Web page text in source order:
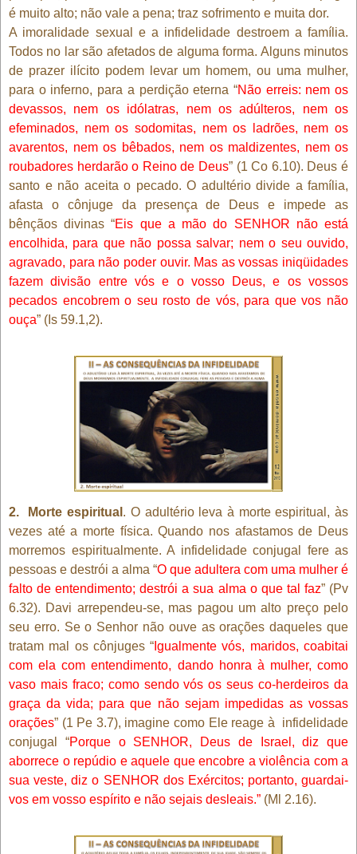
é muito alto; não vale a pena; traz sofrimento e muita dor.
A imoralidade sexual e a infidelidade destroem a família.
Todos no lar são afetados de alguma forma. Alguns minutos
de prazer ilícito podem levar um homem, ou uma mulher,
para o inferno, para a perdição eterna “Não erreis: nem os
devassos, nem os idólatras, nem os adúlteros, nem os
efeminados, nem os sodomitas, nem os ladrões, nem os
avarentos, nem os bêbados, nem os maldizentes, nem os
roubadores herdarão o Reino de Deus” (1 Co 6.10). Deus é
santo e não aceita o pecado. O adultério divide a família,
afasta o cônjuge da presença de Deus e impede as
bênçãos divinas “Eis que a mão do SENHOR não está
encolhida, para que não possa salvar; nem o seu ouvido,
agravado, para não poder ouvir. Mas as vossas iniqüidades
fazem divisão entre vós e o vosso Deus, e os vossos
pecados encobrem o seu rosto de vós, para que vos não
ouça” (Is 59.1,2).
2. Morte espiritual . O adultério leva à morte espiritual, às
vezes até a morte física. Quando nos afastamos de Deus
morremos espiritualmente. A infidelidade conjugal fere as
pessoas e destrói a alma “O que adultera com uma mulher é
falto de entendimento; destrói a sua alma o que tal faz” (Pv
6.32). Davi arrependeu-se, mas pagou um alto preço pelo
seu erro. Se o Senhor não ouve as orações daqueles que
tratam mal os cônjuges “ Igualmente vós, maridos, coabitai
com ela com entendimento, dando honra à mulher, como
vaso mais fraco; como sendo vós os seus co-herdeiros da
graça da vida; para que não sejam impedidas as vossas
orações” (1 Pe 3.7), imagine como Ele reage à
infidelidade
conjugal “Porque o SENHOR, Deus de Israel, diz que
aborrece o repúdio e aquele que encobre a violência com a
sua veste, diz o SENHOR dos Exércitos; portanto, guardai-
vos em vosso espírito e não sejais desleais.” (Ml 2.16).